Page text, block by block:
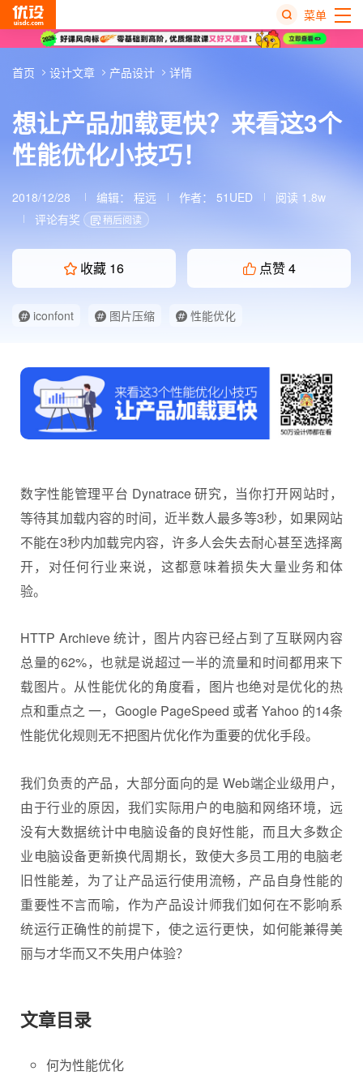
菜单
想让产品加载更快？来看这3个
性能优化小技巧！
2018/12/28 编辑： 程远 作者： 51UED
阅读 1.8w
评论有奖
稍后阅读
收藏 16 点赞4
iconfont 图片压缩 性能优化
首页 设计文章 产品设计 详情
数字性能管理平台 Dynatrace 研究，当你打开网站时，
等待其加载内容的时间，近半数人最多等3秒，如果网站
不能在3秒内加载完内容，许多人会失去耐心甚至选择离
开，对任何行业来说，这都意味着损失大量业务和体
验。
HTTP Archieve 统计，图片内容已经占到了互联网内容
总量的62%，也就是说超过一半的流量和时间都用来下
载图片。从性能优化的角度看，图片也绝对是优化的热
点和重点之 一，Google PageSpeed 或者 Yahoo 的14条
性能优化规则无不把图片优化作为重要的优化手段。
我们负责的产品，大部分面向的是 Web端企业级用户，
由于行业的原因，我们实际用户的电脑和网络环境，远
没有大数据统计中电脑设备的良好性能，而且大多数企
业电脑设备更新换代周期长，致使大多员工用的电脑老
旧性能差，为了让产品运行使用流畅，产品自身性能的
重要性不言而喻，作为产品设计师我们如何在不影响系
统运行正确性的前提下，使之运行更快，如何能兼得美
丽与才华而又不失用户体验？
文章目录
何为性能优化